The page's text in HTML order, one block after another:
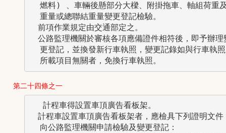
燃料) 、車輛後懸部分大樑、附掛拖車、軸組荷重
  重量或總聯結重量變更登記檢驗。
前項作業規定由交通部定之。
公路監理機關於審核各項應備證件相符後，即予辦理
更登記，並換發新行車執照，變更記錄如與行車執
  所載項目無關者，免換行車執照。
第二十四條之一
計程車得設置車頂廣告看板架。
計程車設置車頂廣告看板架者，應檢具下列證明文件
  向公路監理機關申請檢驗及變更登記：